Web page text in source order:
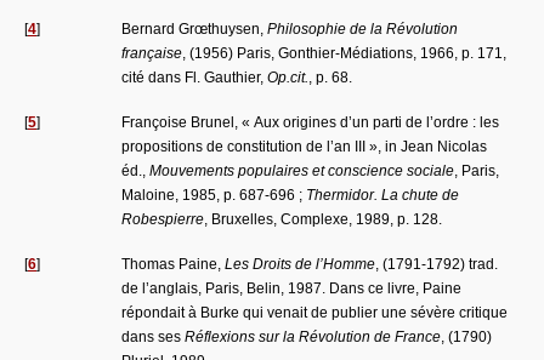
[4] Bernard Grœthuysen, Philosophie de la Révolution
française , (1956) Paris, Gonthier-Médiations, 1966, p. 171,
cité dans Fl. Gauthier, Op.cit. , p. 68.
[5]
Françoise Brunel, « Aux origines d’un parti de l’ordre : les
propositions de constitution de l’an III », in Jean Nicolas
éd., Mouvements populaires et conscience sociale , Paris,
Maloine, 1985, p. 687-696 ; Thermidor. La chute de
Robespierre , Bruxelles, Complexe, 1989, p. 128.
[6] Thomas Paine, Les Droits de l’Homme , (1791-1792) trad.
de l’anglais, Paris, Belin, 1987. Dans ce livre, Paine
répondait à Burke qui venait de publier une sévère critique
dans ses Réflexions sur la Révolution de France , (1790)